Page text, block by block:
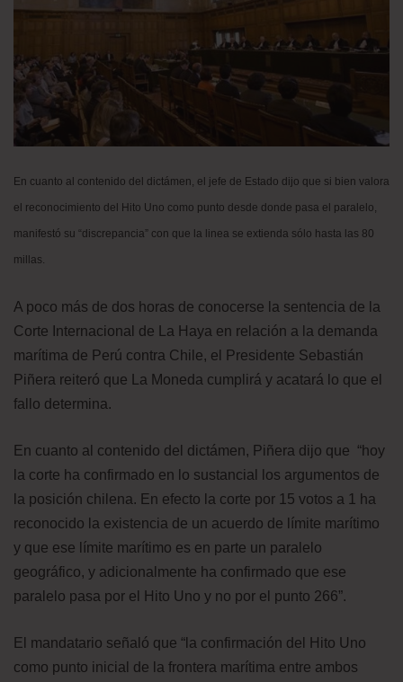
En cuanto al contenido del dictámen, el jefe de Estado dijo que si bien valora
el reconocimiento del Hito Uno como punto desde donde pasa el paralelo,
manifestó su “discrepancia” con que la linea se extienda sólo hasta las 80
millas.
A poco más de dos horas de conocerse la sentencia de la
Corte Internacional de La Haya en relación a la demanda
marítima de Perú contra Chile, el Presidente Sebastián
Piñera reiteró que La Moneda cumplirá y acatará lo que el
fallo determina.
En cuanto al contenido del dictámen, Piñera dijo que “hoy
la corte ha confirmado en lo sustancial los argumentos de
la posición chilena. En efecto la corte por 15 votos a 1 ha
reconocido la existencia de un acuerdo de límite marítimo
y que ese límite marítimo es en parte un paralelo
geográfico, y adicionalmente ha confirmado que ese
paralelo pasa por el Hito Uno y no por el punto 266”.
El mandatario señaló que “la confirmación del Hito Uno
como punto inicial de la frontera marítima entre ambos